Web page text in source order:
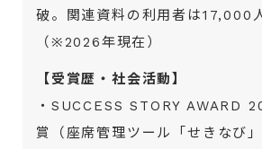
破。関連資料の利用者は17,000
（※2026年現在）
【受賞歴・社会活動】
・SUCCESS STORY AWARD
賞（座席管理ツール「せきなび」